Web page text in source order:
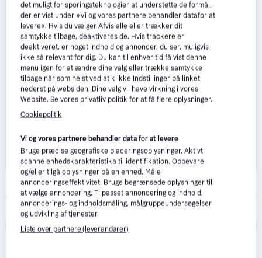
Imerco 5.0 (13)
39 kr. fragt,1-4 dage
det muligt for sporingsteknologier at understøtte de formål,
der er vist under »Vi og vores partnere behandler datafor at
levere«. Hvis du vælger Afvis alle eller trækker dit
samtykke tilbage, deaktiveres de. Hvis trackere er
deaktiveret, er noget indhold og annoncer, du ser, muligvis
ikke så relevant for dig. Du kan til enhver tid få vist denne
menu igen for at ændre dine valg eller trække samtykke
tilbage når som helst ved at klikke Indstillinger på linket
nederst på websiden. Dine valg vil have virkning i vores
Website. Se vores privatliv politik for at få flere oplysninger.
Cookiepolitik
Vi og vores partnere behandler data for at levere
Bruge præcise geografiske placeringsoplysninger. Aktivt
scanne enhedskarakteristika til identifikation. Opbevare
og/eller tilgå oplysninger på en enhed. Måle
annonceringseffektivitet. Bruge begrænsede oplysninger til
at vælge annoncering. Tilpasset annoncering og indhold,
annoncerings- og indholdsmåling, målgruppeundersøgelser
og udvikling af tjenester.
Liste over partnere (leverandører)